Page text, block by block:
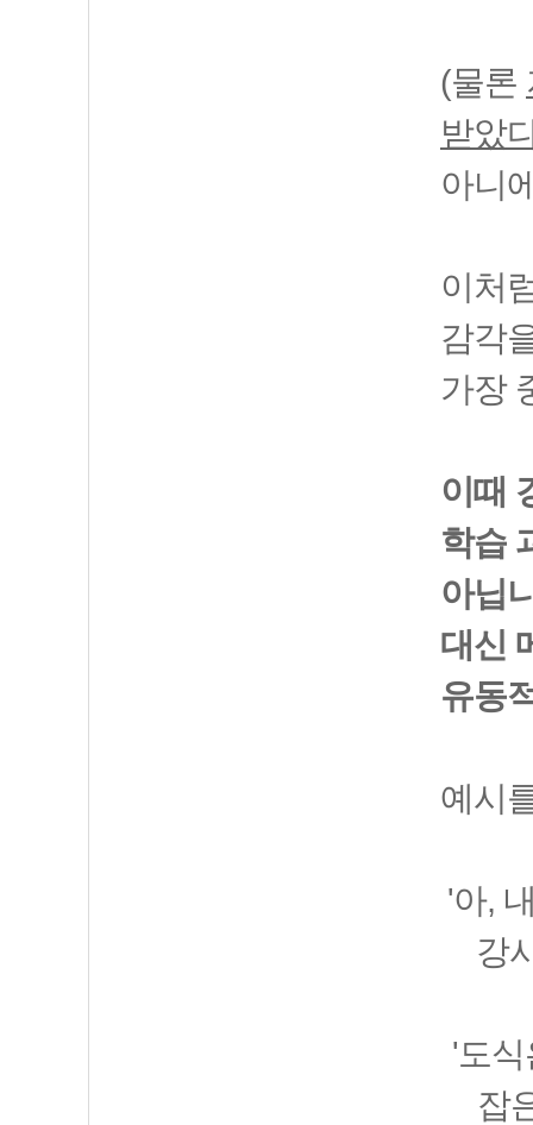
(물론
받았
아니
이처
감각
가장
이때
학습
아닙
대신
유동
예시
'아,
강
'도
잡